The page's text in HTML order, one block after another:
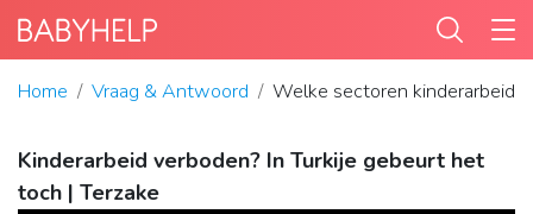
Home Vraag & Antwoord Welke sectoren kinderarbeid?
Kinderarbeid verboden? In Turkije gebeurt het
toch | Terzake